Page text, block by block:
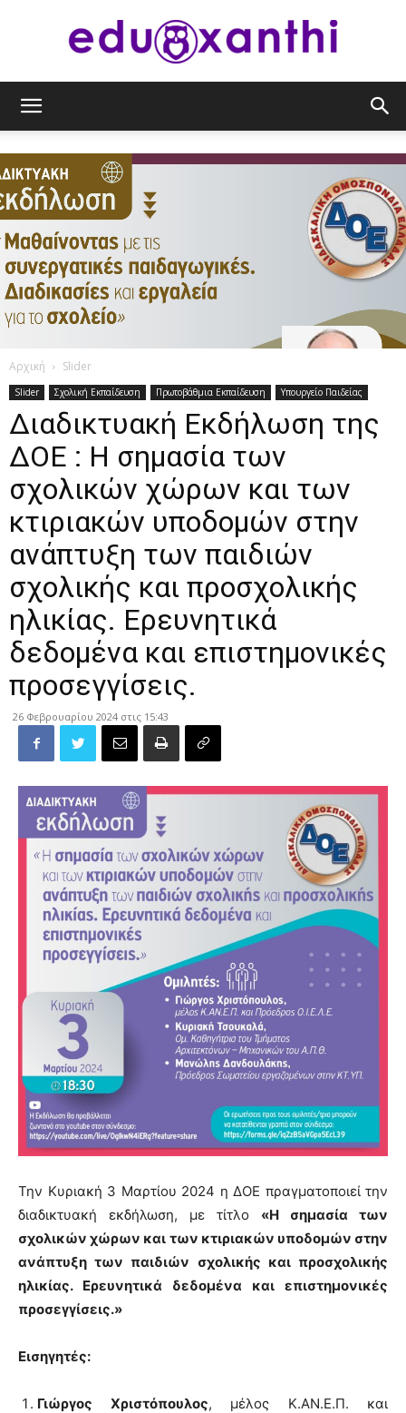
Αρχική Slider
Slider Σχολική Εκπαίδευση Πρωτοβάθμια Εκπαίδευση Υπουργείο Παιδείας
Διαδικτυακή Εκδήλωση της
ΔΟΕ : Η σημασία των
σχολικών χώρων και των
κτιριακών υποδομών στην
ανάπτυξη των παιδιών
σχολικής και προσχολικής
ηλικίας. Ερευνητικά
δεδομένα και επιστημονικές
προσεγγίσεις.
26 Φεβρουαρίου 2024 στις 15:43
Την Κυριακή 3 Μαρτίου 2024 η ΔΟΕ πραγματοποιεί την
διαδικτυακή εκδήλωση, με τίτλο «Η σημασία των
σχολικών χώρων και των κτιριακών υποδομών στην
ανάπτυξη των παιδιών σχολικής και προσχολικής
ηλικίας. Ερευνητικά δεδομένα και επιστημονικές
προσεγγίσεις.»
Εισηγητές:
Γιώργος Χριστόπουλος, μέλος Κ.ΑΝ.Ε.Π. και